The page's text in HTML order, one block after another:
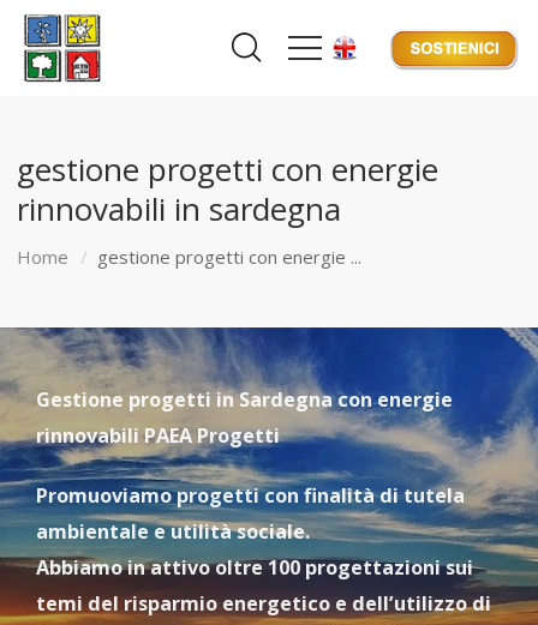
gestione progetti con energie
rinnovabili in sardegna
Home gestione progetti con energie ...
Gestione progetti in Sardegna con energie
rinnovabili PAEA Progetti
Promuoviamo progetti con finalità di tutela
ambientale e utilità sociale.
Abbiamo in attivo oltre 100 progettazioni sui
temi del risparmio energetico e dell’utilizzo di